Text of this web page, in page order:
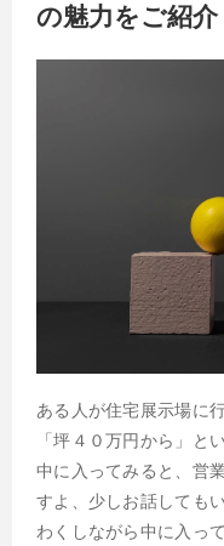
の魅力をご紹介
ある人が住宅展示場に
「坪４０万円から」と
中に入ってみると、営
すよ、少しお話しても
わくしながら中に入っ